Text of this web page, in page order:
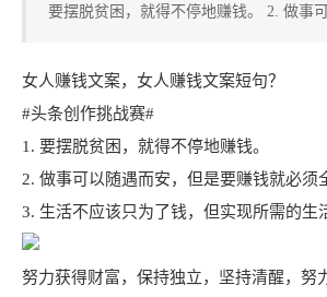
要摆脱贫困，就得不停地赚钱。 2. 做事
女人赚钱文案，女人赚钱文案短句？
#头条创作挑战赛#
1. 要摆脱贫困，就得不停地赚钱。
2. 做事可以随遇而安，但是要赚钱就必须
3. 生活不应该只为了钱，但实现所需的生
努力获得财富，保持独立，坚持清醒，努